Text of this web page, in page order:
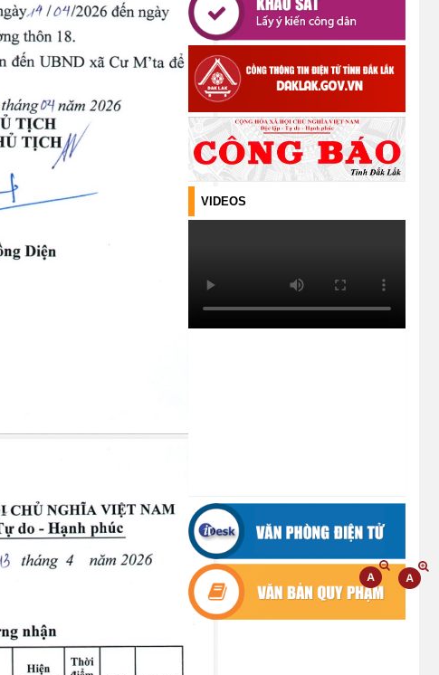
(30/07/2026)
TẬP HUẤN NÂNG CAO KỸ NĂNG
TƯ VẤN KHỞI SỰ KINH DOANH
VÀ ĐIỀU HÀNH HOẠT ĐỘNG
NHÓM NĂM 2026
(21/07/2026)
ĐẢNG ỦY XÃ CƯ M’TA CÔNG BỐ
CÁN BỘ
CỦA THANH NIÊN XÃ CƯ M’TA
HIỆN NHIỆM VỤ PHÁT TRIỂN
KINH TẾ - XÃ HỘI 6 THÁNG ĐẦU
NĂM 2026
(08/07/2026)
CƯ M’TA CHỦ ĐỘNG PHÒNG,
VIDEOS